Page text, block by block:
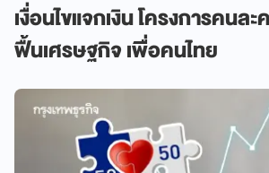
เงื่อนไขแจกเงิน โครงการคนล
ฟื้นเศรษฐกิจ เพื่อคนไทย